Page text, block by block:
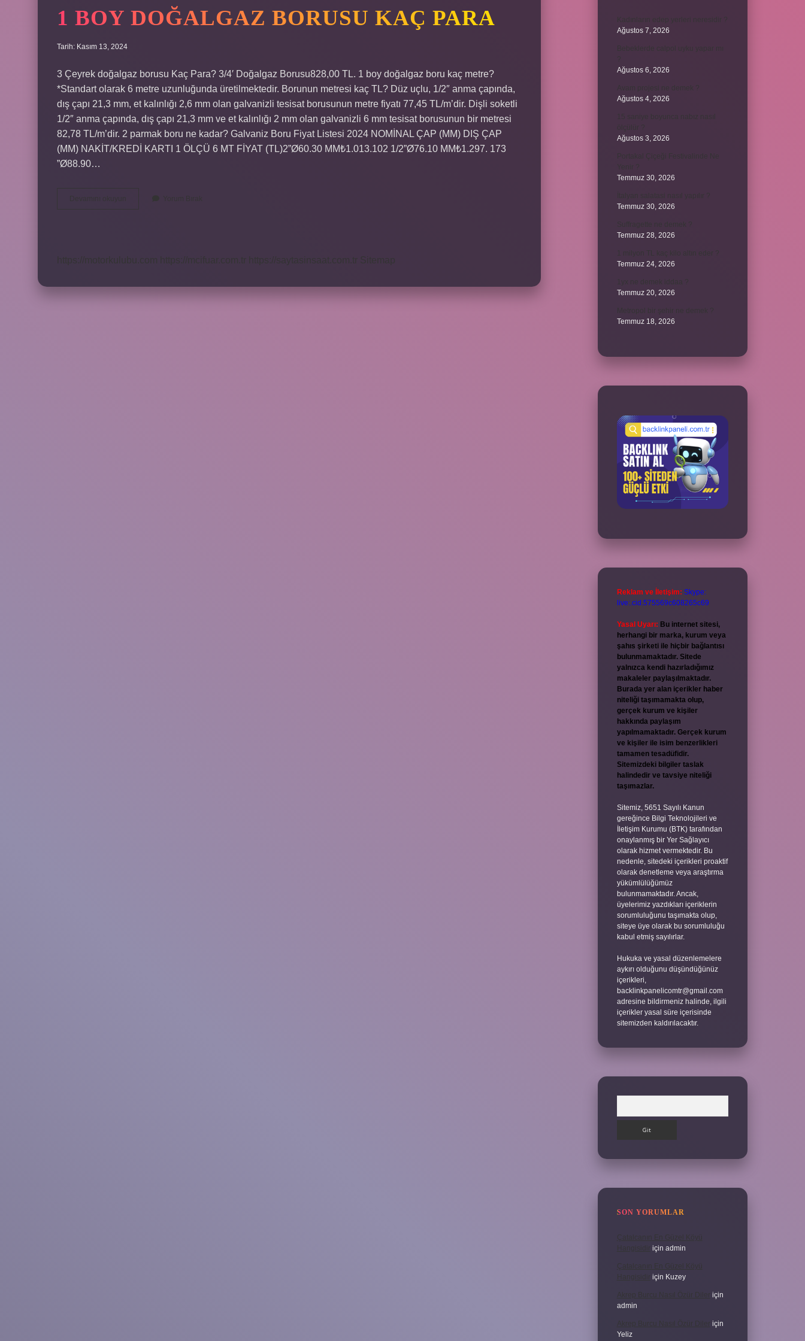
1 BOY DOĞALGAZ BORUSU KAÇ PARA
Tarih: Kasım 13, 2024
3 Çeyrek doğalgaz borusu Kaç Para? 3/4′ Doğalgaz Borusu828,00 TL. 1 boy doğalgaz boru kaç metre?
*Standart olarak 6 metre uzunluğunda üretilmektedir. Borunun metresi kaç TL? Düz uçlu, 1/2″ anma çapında,
dış çapı 21,3 mm, et kalınlığı 2,6 mm olan galvanizli tesisat borusunun metre fiyatı 77,45 TL/m’dir. Dişli soketli
1/2″ anma çapında, dış çapı 21,3 mm ve et kalınlığı 2 mm olan galvanizli 6 mm tesisat borusunun bir metresi
82,78 TL/m’dir. 2 parmak boru ne kadar? Galvaniz Boru Fiyat Listesi 2024 NOMİNAL ÇAP (MM) DIŞ ÇAP
(MM) NAKİT/KREDİ KARTI 1 ÖLÇÜ 6 MT FİYAT (TL)2”Ø60.30 MM₺1.013.102 1/2”Ø76.10 MM₺1.297. 173
”Ø88.90…
Ağustos 7, 2026
Ağustos 6, 2026
Ağustos 4, 2026
Ağustos 3, 2026
Temmuz 30, 2026
Temmuz 30, 2026
Temmuz 28, 2026
Temmuz 24, 2026
Temmuz 20, 2026
Temmuz 18, 2026
Reklam ve İletişim: Skype:
live:.cid.575569c608265c69
Yasal Uyarı: Bu internet sitesi,
herhangi bir marka, kurum veya
şahıs şirketi ile hiçbir bağlantısı
bulunmamaktadır. Sitede
yalnızca kendi hazırladığımız
makaleler paylaşılmaktadır.
Burada yer alan içerikler haber
niteliği taşımamakta olup,
gerçek kurum ve kişiler
hakkında paylaşım
yapılmamaktadır. Gerçek kurum
ve kişiler ile isim benzerlikleri
tamamen tesadüfidir.
Sitemizdeki bilgiler taslak
halindedir ve tavsiye niteliği
taşımazlar.
Sitemiz, 5651 Sayılı Kanun
gereğince Bilgi Teknolojileri ve
İletişim Kurumu (BTK) tarafından
onaylanmış bir Yer Sağlayıcı
olarak hizmet vermektedir. Bu
nedenle, sitedeki içerikleri proaktif
olarak denetleme veya araştırma
yükümlülüğümüz
bulunmamaktadır. Ancak,
üyelerimiz yazdıkları içeriklerin
sorumluluğunu taşımakta olup,
siteye üye olarak bu sorumluluğu
kabul etmiş sayılırlar.
Hukuka ve yasal düzenlemelere
aykırı olduğunu düşündüğünüz
içerikleri,
backlinkpanelicomtr@gmail.com
adresine bildirmeniz halinde, ilgili
içerikler yasal süre içerisinde
sitemizden kaldırılacaktır.
SON YORUMLAR
Çatalcanın En Güzel Köyü
Hangisidir için admin
Çatalcanın En Güzel Köyü
Hangisidir için Kuzey
Akrep Burcu Nasıl Özür Diler için
admin
Akrep Burcu Nasıl Özür Diler için
Yeliz